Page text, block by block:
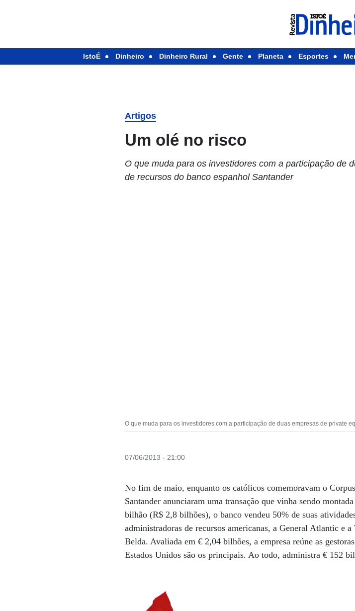
IstoÉ Dinheiro Dinheiro Rural Gente Planeta Esportes
Artigos
Um olé no risco
O que muda para os investidores com a participação de
de recursos do banco espanhol Santander
O que muda para os investidores com a participação de duas empresas de private
07/06/2013 - 21:00
No fim de maio, enquanto os católicos comemoravam o
Santander anunciaram uma transação que vinha sendo
bilhão (R$ 2,8 bilhões), o banco vendeu 50% de suas
administradoras de recursos americanas, a General Atlantic e
Belda. Avaliada em € 2,04 bilhões, a empresa reúne as
Estados Unidos são os principais. Ao todo, administra € 152